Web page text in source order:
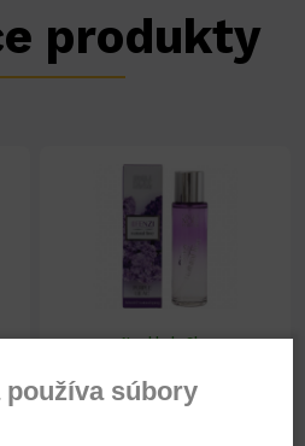
produkty
Na sklade 6ks
Lilac
používa súbory